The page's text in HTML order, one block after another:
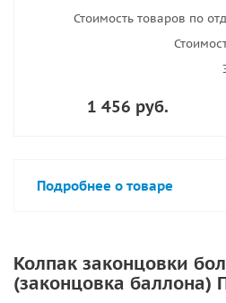
Стоимость товаров по
1 456 руб.
Подробнее о товаре
Колпак законцовки
(законцовка баллона)